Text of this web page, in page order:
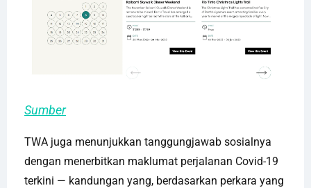
Sumber
TWA juga menunjukkan tanggungjawab sosialnya
dengan menerbitkan maklumat perjalanan Covid-19
terkini — kandungan yang, berdasarkan perkara yang